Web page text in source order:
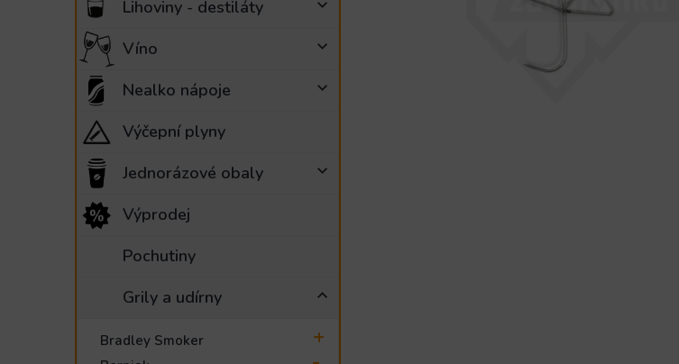
Lihoviny - destiláty
Víno
Nealko nápoje
Výčepní plyny
Jednorázové obaly
Výprodej
Pochutiny
Grily a udírny
Bradley Smoker